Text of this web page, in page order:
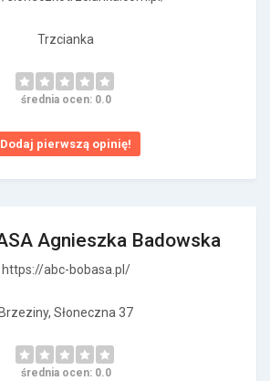
Trzcianka
średnia ocen: 0.0
Dodaj pierwszą opinię!
Agnieszka Badowska
https://abc-bobasa.pl/
Brzeziny, Słoneczna 37
średnia ocen: 0.0